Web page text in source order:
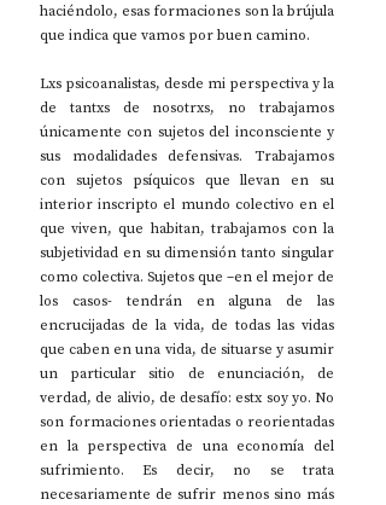
haciéndolo, esas formaciones son la brújula
que indica que vamos por buen camino.
Lxs psicoanalistas, desde mi perspectiva y la
de tantxs de nosotrxs, no trabajamos
únicamente con sujetos del inconsciente y
sus modalidades defensivas. Trabajamos
con sujetos psíquicos que llevan en su
interior inscripto el mundo colectivo en el
que viven, que habitan, trabajamos con la
subjetividad en su dimensión tanto singular
como colectiva. Sujetos que –en el mejor de
los casos- tendrán en alguna de las
encrucijadas de la vida, de todas las vidas
que caben en una vida, de situarse y asumir
un particular sitio de enunciación, de
verdad, de alivio, de desafío: estx soy yo. No
son formaciones orientadas o reorientadas
en la perspectiva de una economía del
sufrimiento. Es decir, no se trata
necesariamente de sufrir menos sino más